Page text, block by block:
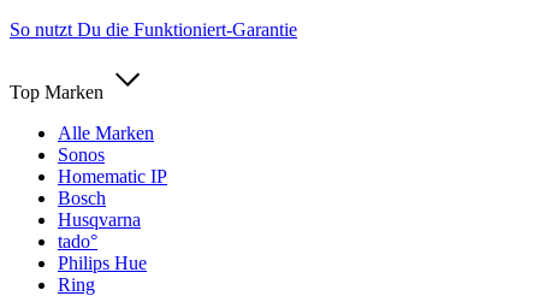
So nutzt Du die Funktioniert-Garantie
Top Marken
Alle Marken
Sonos
Homematic IP
Bosch
Husqvarna
tado°
Philips Hue
Ring